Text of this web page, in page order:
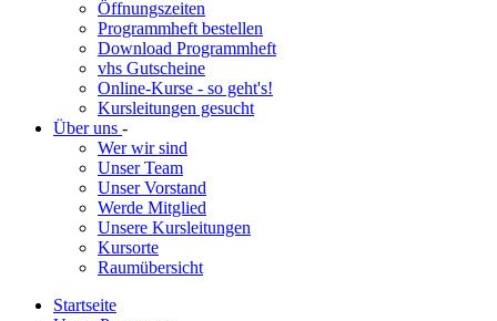
Öffnungszeiten
Programmheft bestellen
Download Programmheft
vhs Gutscheine
Online-Kurse - so geht's!
Kursleitungen gesucht
Über uns -
Wer wir sind
Unser Team
Unser Vorstand
Werde Mitglied
Unsere Kursleitungen
Kursorte
Raumübersicht
Startseite